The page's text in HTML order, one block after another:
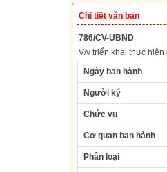
Chi tiết văn bản
786/CV-UBND
V/v triển khai thực
Ngày ban hành
Người ký
Chức vụ
Cơ quan ban hành
Phân loại